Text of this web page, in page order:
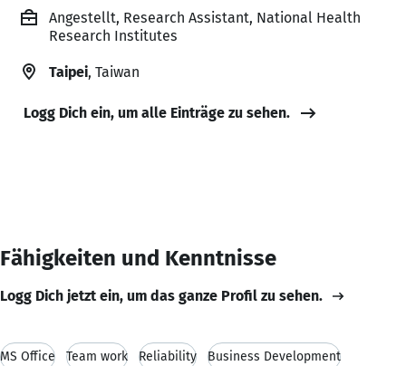
Angestellt, Research Assistant, National Health
Research Institutes
Taipei, Taiwan
Logg Dich ein, um alle Einträge zu sehen.
Fähigkeiten und Kenntnisse
Logg Dich jetzt ein, um das ganze Profil zu sehen.
MS Office Team work Reliability Business Development